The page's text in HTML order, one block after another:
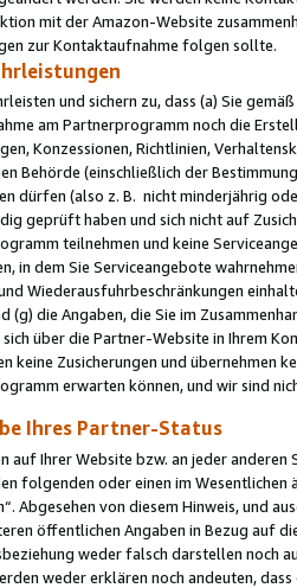
mit der Amazon-Website
zur Kontaktaufnahme folgen sollte.
und sichern zu, dass (a) Sie
am Partnerprogramm noch die
Konzessionen, Richtlinien,
Behörde (einschließlich der
dürfen (also z. B. nicht minderjährig
geprüft haben und sich nicht auf
teilnehmen und keine
in dem Sie Serviceangebote
Wiederausfuhrbeschränkungen
(g) die Angaben, die Sie im
sich über die Partner-Website in Ihrem
keine Zusicherungen und übernehmen
erwarten können, und wir sind
Ihres Partner-Status
auf Ihrer Website bzw. an jeder
folgenden oder einen im Wesentlichen
Abgesehen von diesem Hinweis, und
öffentlichen Angaben in Bezug auf
weder falsch darstellen noch
weder erklären noch andeuten,